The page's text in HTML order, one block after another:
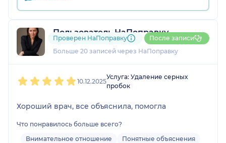
Пользователь НаПоправку
7 отзывов
Больше 20 записей через НаПоправку
Проверен НаПоправку После записи
10.12.2025
Услуга: Удаление серных
пробок
Хороший врач, все объяснила, помогла
Что понравилось больше всего?
Внимательное отношение
Понятные объяснения